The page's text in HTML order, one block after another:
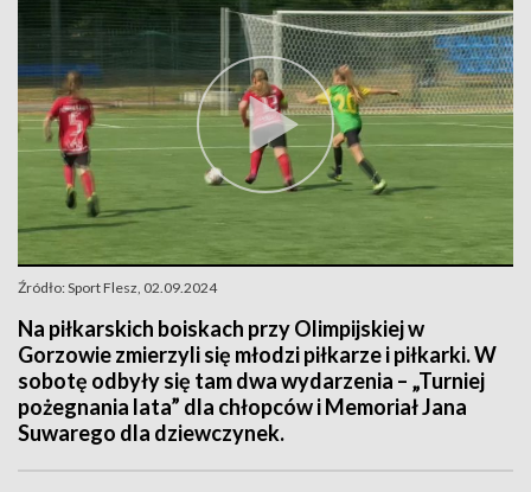
Źródło: Sport Flesz, 02.09.2024
Na piłkarskich boiskach przy Olimpijskiej w
Gorzowie zmierzyli się młodzi piłkarze i piłkarki. W
sobotę odbyły się tam dwa wydarzenia – „Turniej
pożegnania lata” dla chłopców i Memoriał Jana
Suwarego dla dziewczynek.